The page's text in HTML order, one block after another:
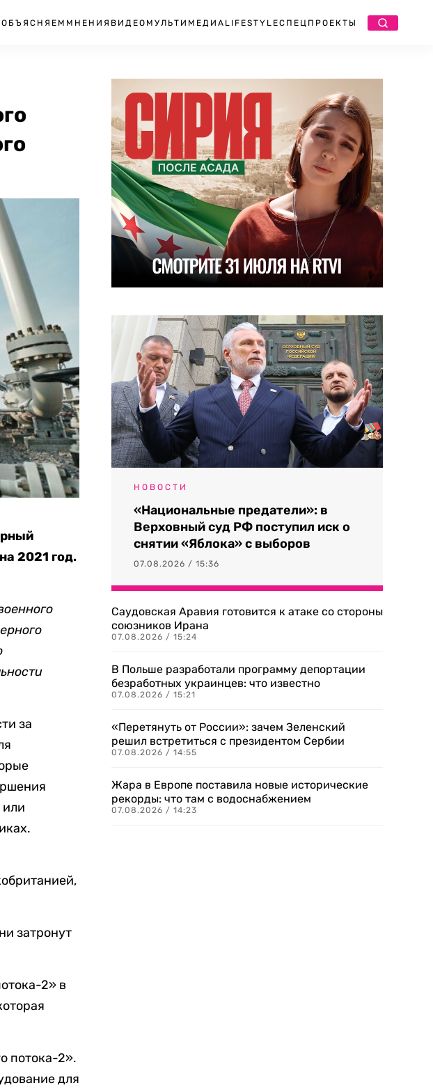
ОБЪЯСНЯЕМ МНЕНИЯ ВИДЕО МУЛЬТИМЕДИА LIFESTYLEСПЕЦПРОЕКТЫ
2021 год.
за
или
затронут
2» в
потока-2».
для
НОВОСТИ
«Национальные предатели»: в
Верховный суд РФ поступил иск о
снятии «Яблока» с выборов
07.08.2026 / 15:36
Саудовская Аравия готовится к атаке со стороны
союзников Ирана
07.08.2026 / 15:24
В Польше разработали программу депортации
безработных украинцев: что известно
07.08.2026 / 15:21
«Перетянуть от России»: зачем Зеленский
решил встретиться с президентом Сербии
07.08.2026 / 14:55
Жара в Европе поставила новые исторические
рекорды: что там с водоснабжением
07.08.2026 / 14:23